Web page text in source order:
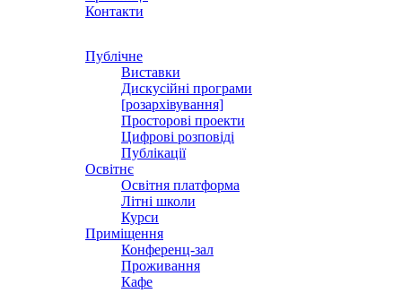
Контакти
Публічне
Виставки
Дискусійні програми
[розархівування]
Просторові проекти
Цифрові розповіді
Публікації
Освітнє
Освітня платформа
Літні школи
Курси
Приміщення
Конференц-зал
Проживання
Кафе